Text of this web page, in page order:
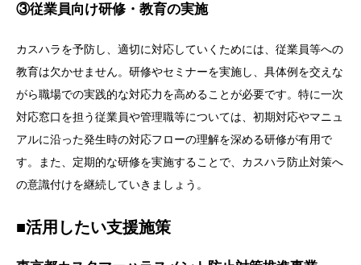
③従業員向け研修・教育の実施
カスハラを予防し、適切に対応していくためには、従業員等への
教育は欠かせません。研修やセミナーを実施し、具体例を交えな
がら職場での実践的な対応力を高めることが必要です。特に一次
対応窓口を担う従業員や管理職等については、初期対応やマニュ
アルに沿った発生時の対応フローの理解を深める研修が有用で
す。また、定期的な研修を実施することで、カスハラ防止対策へ
の意識付けを継続していきましょう。
■活用したい支援施策